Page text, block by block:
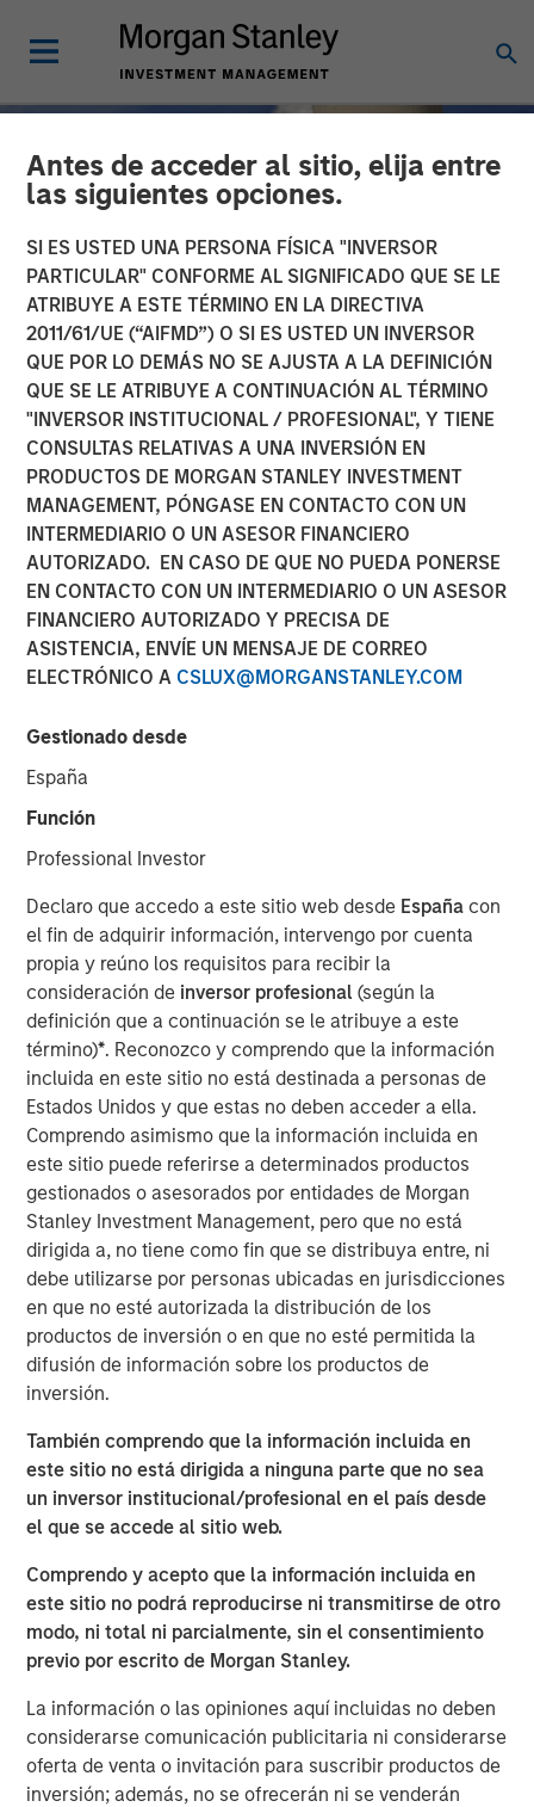
Antes de acceder al sitio, elija entre
las siguientes opciones.
SI ES USTED UNA PERSONA FÍSICA "INVERSOR
PARTICULAR" CONFORME AL SIGNIFICADO QUE SE LE
ATRIBUYE A ESTE TÉRMINO EN LA DIRECTIVA
2011/61/UE (“AIFMD”) O SI ES USTED UN INVERSOR
QUE POR LO DEMÁS NO SE AJUSTA A LA DEFINICIÓN
QUE SE LE ATRIBUYE A CONTINUACIÓN AL TÉRMINO
"INVERSOR INSTITUCIONAL / PROFESIONAL", Y TIENE
CONSULTAS RELATIVAS A UNA INVERSIÓN EN
PRODUCTOS DE MORGAN STANLEY INVESTMENT
MANAGEMENT, PÓNGASE EN CONTACTO CON UN
INTERMEDIARIO O UN ASESOR FINANCIERO
AUTORIZADO. EN CASO DE QUE NO PUEDA PONERSE
EN CONTACTO CON UN INTERMEDIARIO O UN ASESOR
FINANCIERO AUTORIZADO Y PRECISA DE
ASISTENCIA, ENVÍE UN MENSAJE DE CORREO
ELECTRÓNICO A CSLUX@MORGANSTANLEY.COM
Gestionado desde
España
Función
Professional Investor
Declaro que accedo a este sitio web desde España con
el fin de adquirir información, intervengo por cuenta
propia y reúno los requisitos para recibir la
consideración de inversor profesional(según la
definición que a continuación se le atribuye a este
término)*. Reconozco y comprendo que la información
incluida en este sitio no está destinada a personas de
Estados Unidos y que estas no deben acceder a ella.
Comprendo asimismo que la información incluida en
este sitio puede referirse a determinados productos
gestionados o asesorados por entidades de Morgan
Stanley Investment Management, pero que no está
dirigida a, no tiene como fin que se distribuya entre, ni
debe utilizarse por personas ubicadas en jurisdicciones
en que no esté autorizada la distribución de los
productos de inversión o en que no esté permitida la
difusión de información sobre los productos de
inversión.
También comprendo que la información incluida en
este sitio no está dirigida a ninguna parte que no sea
un inversor institucional/profesional en el país desde
el que se accede al sitio web.
Comprendo y acepto que la información incluida en
este sitio no podrá reproducirse ni transmitirse de otro
modo, ni total ni parcialmente, sin el consentimiento
previo por escrito de Morgan Stanley.
La información o las opiniones aquí incluidas no deben
considerarse comunicación publicitaria ni considerarse
oferta de venta o invitación para suscribir productos de
inversión; además, no se ofrecerán ni se venderán
TALES FROM THE EMERGING WORLD INSIGHTS
The Nuclear Revival
02 JUNIO 2022
As the world gears up to tackle global warming,
power are at the forefront of solutions offered to avert a
climate catastrophe. Yet a case needs to be made to
change. Given the challenges in quickly expanding
renewable energy sources like solar, and increased
policy makers are finally waking up to the promise of
nuclear power.
French president Emmanuel Macron recently announced
a €1 billion package of funding in support of small
nuclear reactors and pledged to construct 14 new
generation reactors.
Newly elected South Korean
President Yoon Sukyeol is aiming for nuclear to account
for 30% of total power generation, a reversal in policy
from the previous president.
Japan, home to the 2011
Fukushima nuclear accident, recently restarted nuclear
capacity. 4China intends to build more nuclear reactors
over the next 15 years—150 in total—more than the rest of
the world combined has built over the last 35 years.5
Yet, a rebranding of this “elemental” power is needed to
overcome legacy perceptions. Nuclear is carbon free,
more reliable than other renewables, and possesses a
energy. Nuclear energy produces zero direct carbon or
GHG (Greenhouse Gas) emissions. In fact, nuclear has
lower GHG emissions than solar and wind when including
indirect emissions over its lifecycle. Over the past 50
more than 60 gigatons, which is almost two years’ worth
of global emissions. 6Nuclear has a proven track record
for historic decarbonization: three of the five fastest
declines in the carbon intensity of energy occurred in
countries that embraced nuclear power (Display 1).
Nuclear Can Drastically Alter a Carbon Footprint